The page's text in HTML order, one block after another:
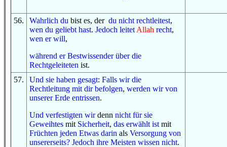
56. Wahrlich du bist es, der du nicht rechtleitest,
wen du geliebt hast. Jedoch leitet Allah recht,
wen er will,
während er Bestwissender überdie
Rechtgeleiteten ist.
57. Und sie haben gesagt: Falls wir die
Rechtleitung mit dirbefolgen, werden wir von
unserer Erde entrissen.
Und verfestigten wirdenn nicht für sie
Geweihtes mit Sicherheit, das erwählt ist mit
Früchten jeden Etwas darin als Versorgung von
unsererseits? Jedoch ihre Meisten wissen nicht.